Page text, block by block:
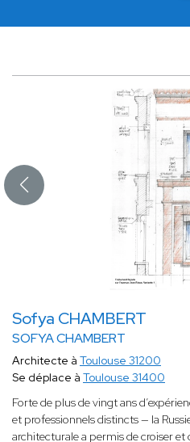
Sofya CHAMBERT
SOFYA CHAMBERT
Architecte à Toulouse 31200
Se déplace à Toulouse 31400
Forte de plus de vingt ans
et professionnels distincts — la
architecturale a permis de croiser et